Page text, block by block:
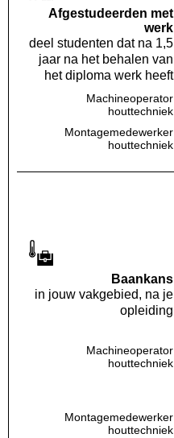
Af­gestudeerden met
werk
deel studenten dat na 1,5
jaar na het behalen van
het diploma werk heeft
Machineoperator
houttechniek
Montagemedewerker
houttechniek
Baankans
in jouw vakgebied, na je
opleiding
Machineoperator
houttechniek
Montagemedewerker
houttechniek